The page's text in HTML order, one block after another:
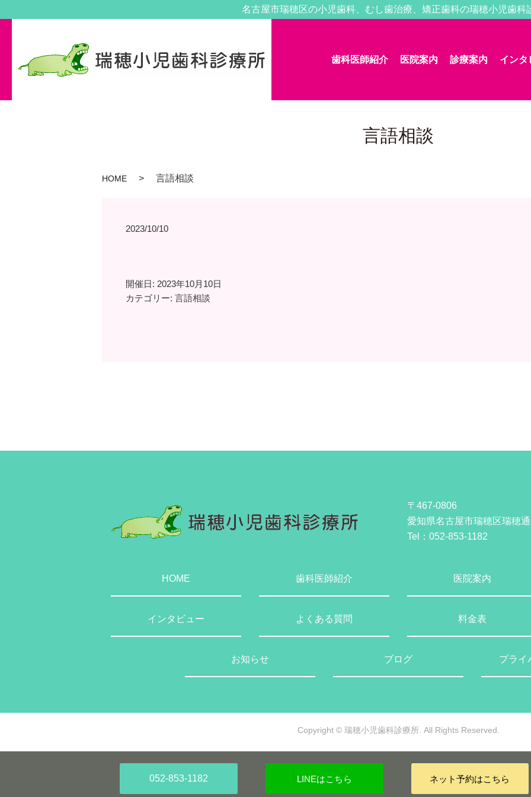
名古屋市瑞穂区の小児歯科、むし歯治療、矯正歯科の瑞穂小児歯科
歯科医師紹介 医院案内 診療案内 インタ
言語相談
HOME 言語相談
2023/10/10
開催日: 2023年10月10日
カテゴリー: 言語相談
052-853-1182 LINEはこちら ネット予約はこちら
〒467-0806
愛知県名古屋市瑞穂区瑞穂
Tel： 052-853-1182
HOME 歯科医師紹介 医院案内
インタビュー よくある質問 料金表
お知らせ ブログ プライ
Copyright © 瑞穂小児歯科診療所. All Rights Reserved.